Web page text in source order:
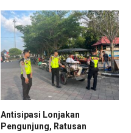
Antisipasi Lonjakan
Pengunjung, Ratusan